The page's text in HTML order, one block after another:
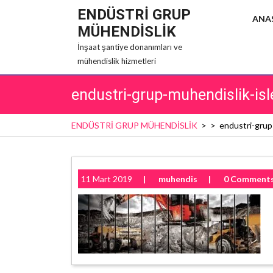
ENDÜSTRİ GRUP
MÜHENDİSLİK
İnşaat şantiye donanımları ve
mühendislik hizmetleri
endustri-grup-muhendislik-
ENDÜSTRİ GRUP MÜHENDİSLİK > > endustri-
11 Mart 2019 | muhendis | 0